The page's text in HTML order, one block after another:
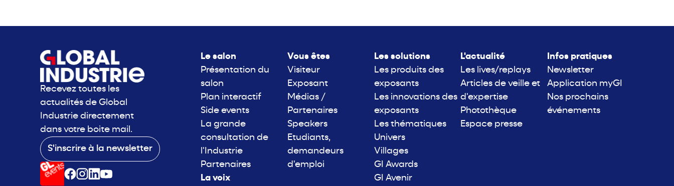
Recevez toutes les
actualités de Global
Industrie directement
dans votre boite mail.
S'inscrire à la newsletter
Le salon
Présentation du
salon
Plan interactif
Side events
La grande
consultation de
l'Industrie
Partenaires
La voix
Vous êtes
Visiteur
Exposant
Médias /
Partenaires
Speakers
Etudiants,
demandeurs
d'emploi
Les solutions
Les produits des
exposants
Les innovations des
exposants
Les thématiques
Univers
Villages
GI Awards
GI Avenir
L'actualité
Les lives/replays
Articles de veille et
d'expertise
Photothèque
Espace presse
Infos pratiques
Newsletter
Application myGI
Nos prochains
événements